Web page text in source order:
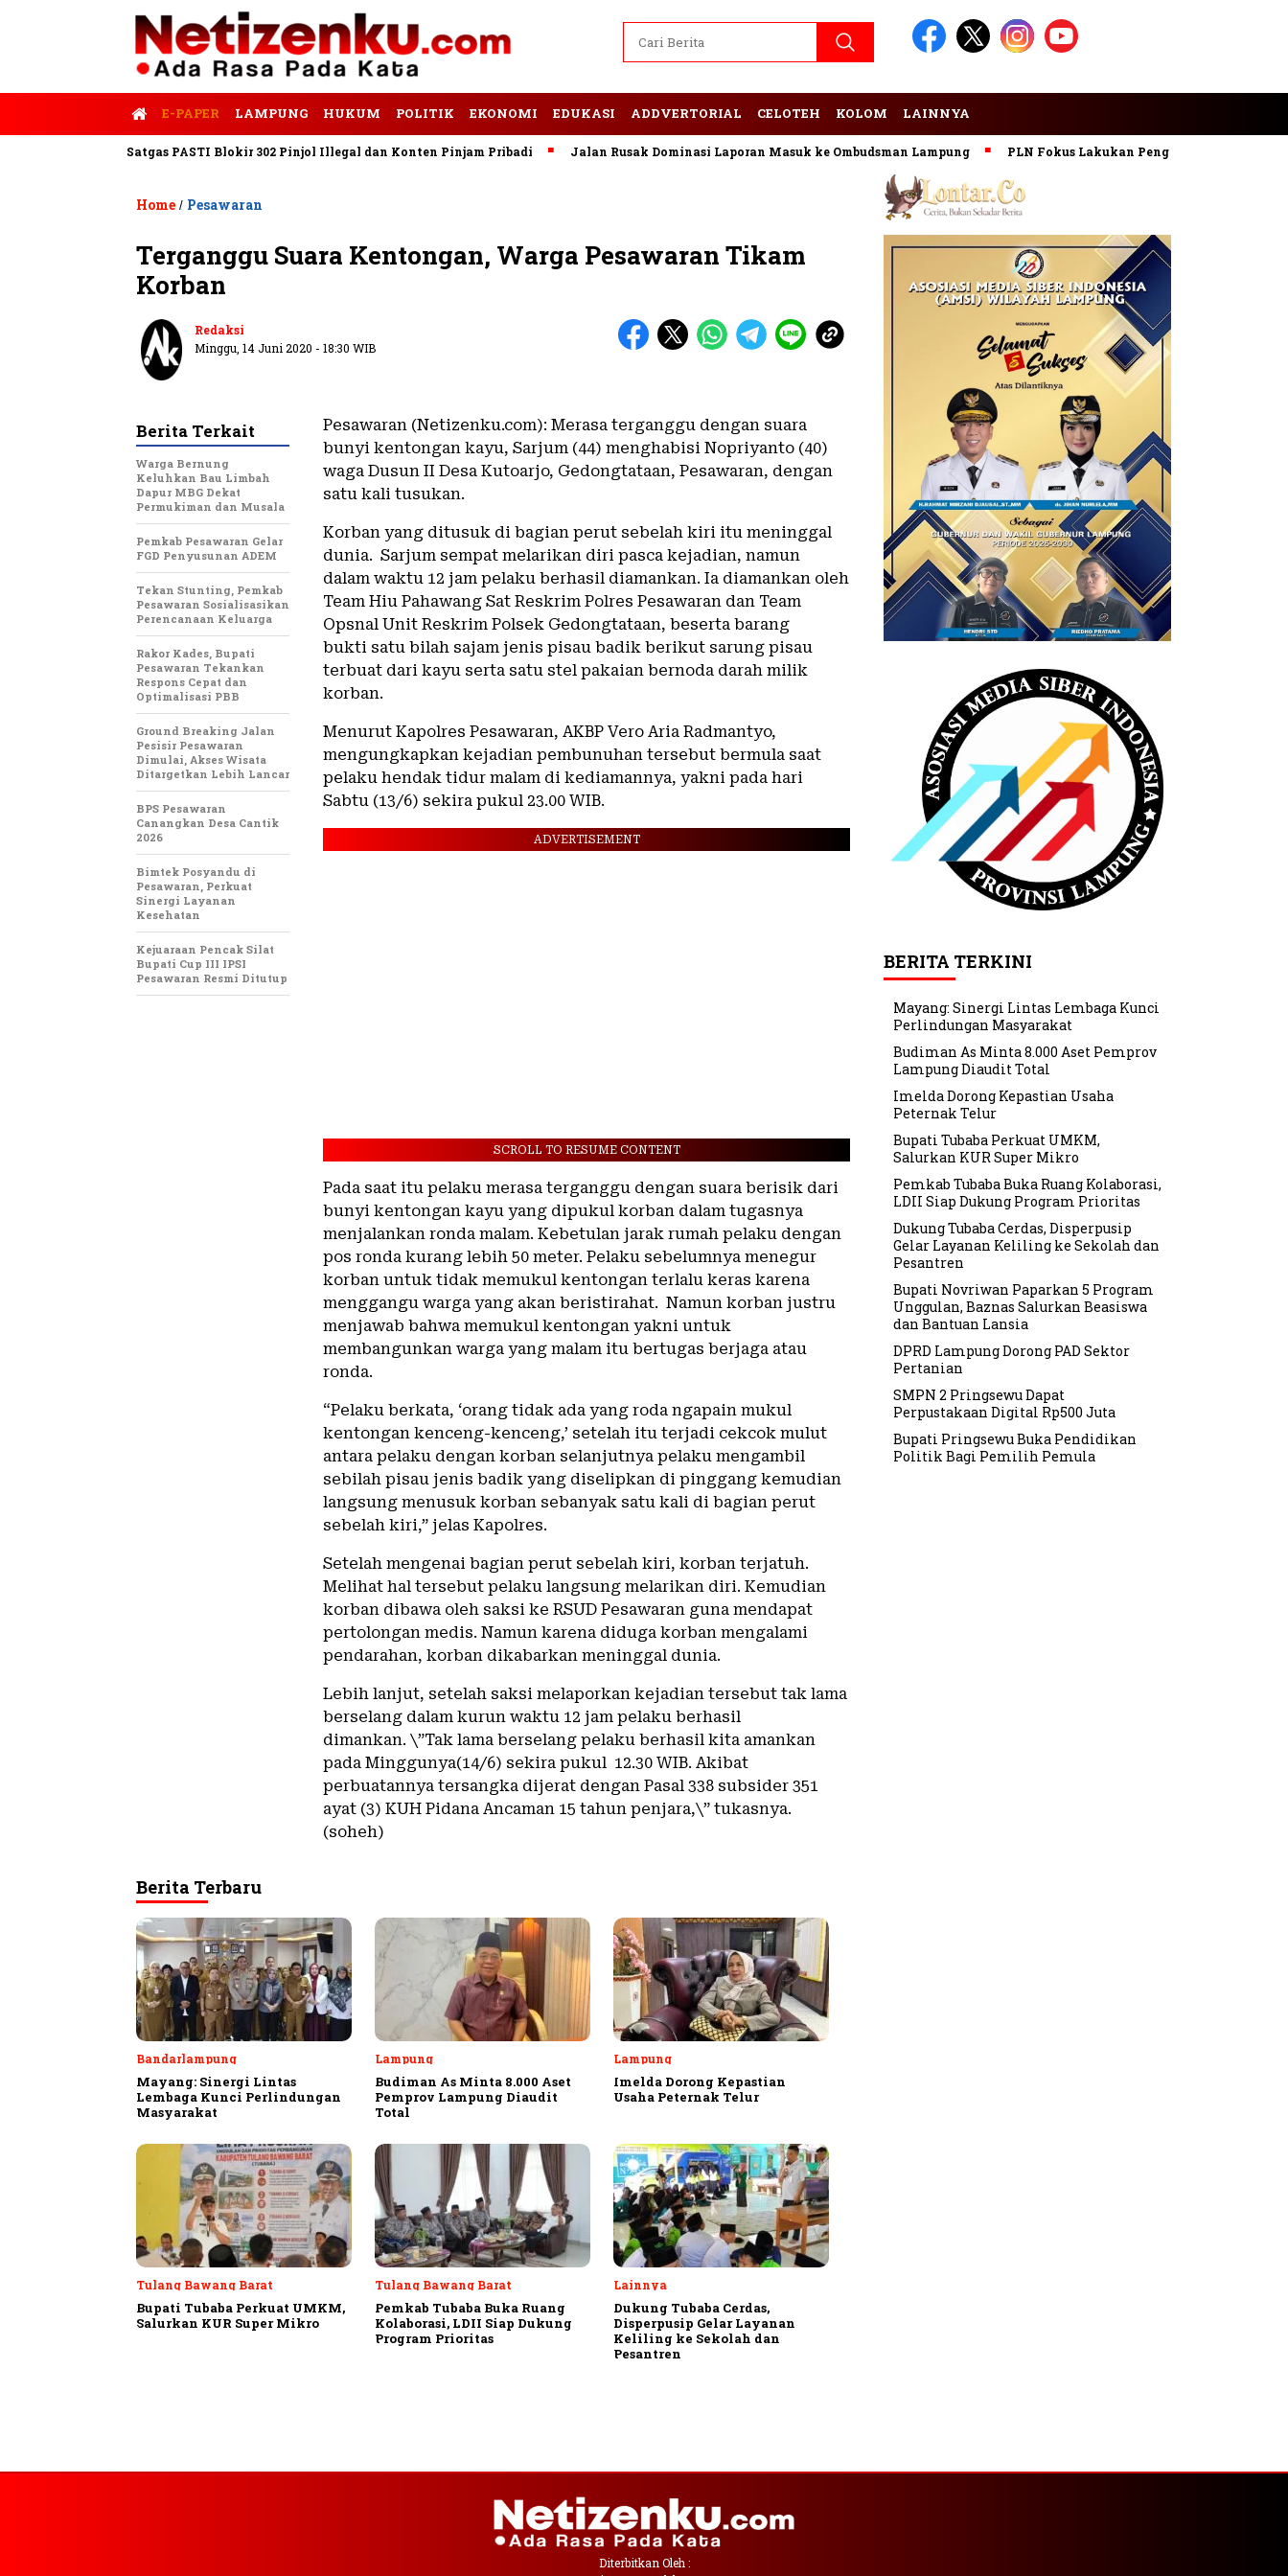
E-PAPER LAMPUNG HUKUM POLITIK EKONOMI EDUKASI ADDVERTORIAL CELOTEH KOLOM LAINNYA
Satgas PASTI Blokir 302 Pinjol Illegal dan Konten Pinjam Pribadi Jalan Rusak Dominasi Laporan Masuk ke Ombudsman Lampung PLN Fokus Lakukan Pengembangan Pembangkit
Home / Pesawaran
Terganggu Suara Kentongan, Warga Pesawaran Tikam
Korban
Redaksi
Minggu, 14 Juni 2020 - 18:30 WIB
Pesawaran (Netizenku.com): Merasa terganggu dengan suara
bunyi kentongan kayu, Sarjum (44) menghabisi Nopriyanto (40)
waga Dusun II Desa Kutoarjo, Gedongtataan, Pesawaran, dengan
satu kali tusukan.
Korban yang ditusuk di bagian perut sebelah kiri itu meninggal
dunia. Sarjum sempat melarikan diri pasca kejadian, namun
dalam waktu 12 jam pelaku berhasil diamankan. Ia diamankan oleh
Team Hiu Pahawang Sat Reskrim Polres Pesawaran dan Team
Opsnal Unit Reskrim Polsek Gedongtataan, beserta barang
bukti satu bilah sajam jenis pisau badik berikut sarung pisau
terbuat dari kayu serta satu stel pakaian bernoda darah milik
korban.
Menurut Kapolres Pesawaran, AKBP Vero Aria Radmantyo,
mengungkapkan kejadian pembunuhan tersebut bermula saat
pelaku hendak tidur malam di kediamannya, yakni pada hari
Sabtu (13/6) sekira pukul 23.00 WIB.
ADVERTISEMENT
SCROLL TO RESUME CONTENT
Pada saat itu pelaku merasa terganggu dengan suara berisik dari
bunyi kentongan kayu yang dipukul korban dalam tugasnya
menjalankan ronda malam. Kebetulan jarak rumah pelaku dengan
pos ronda kurang lebih 50 meter. Pelaku sebelumnya menegur
korban untuk tidak memukul kentongan terlalu keras karena
menggangu warga yang akan beristirahat. Namun korban justru
menjawab bahwa memukul kentongan yakni untuk
membangunkan warga yang malam itu bertugas berjaga atau
ronda.
“Pelaku berkata, ‘orang tidak ada yang roda ngapain mukul
kentongan kenceng-kenceng,’ setelah itu terjadi cekcok mulut
antara pelaku dengan korban selanjutnya pelaku mengambil
sebilah pisau jenis badik yang diselipkan di pinggang kemudian
langsung menusuk korban sebanyak satu kali di bagian perut
sebelah kiri,” jelas Kapolres.
Setelah mengenai bagian perut sebelah kiri, korban terjatuh.
Melihat hal tersebut pelaku langsung melarikan diri. Kemudian
korban dibawa oleh saksi ke RSUD Pesawaran guna mendapat
pertolongan medis. Namun karena diduga korban mengalami
pendarahan, korban dikabarkan meninggal dunia.
Lebih lanjut, setelah saksi melaporkan kejadian tersebut tak lama
berselang dalam kurun waktu 12 jam pelaku berhasil
dimankan. \”Tak lama berselang pelaku berhasil kita amankan
pada Minggunya(14/6) sekira pukul 12.30 WIB. Akibat
perbuatannya tersangka dijerat dengan Pasal 338 subsider 351
ayat (3) KUH Pidana Ancaman 15 tahun penjara,\” tukasnya.
(soheh)
Berita Terkait
Warga Bernung
Keluhkan Bau Limbah
Dapur MBG Dekat
Permukiman dan Musala
Pemkab Pesawaran Gelar
FGD Penyusunan ADEM
Tekan Stunting, Pemkab
Pesawaran Sosialisasikan
Perencanaan Keluarga
Rakor Kades, Bupati
Pesawaran Tekankan
Respons Cepat dan
Optimalisasi PBB
Ground Breaking Jalan
Pesisir Pesawaran
Dimulai, Akses Wisata
Ditargetkan Lebih Lancar
BPS Pesawaran
Canangkan Desa Cantik
2026
Bimtek Posyandu di
Pesawaran, Perkuat
Sinergi Layanan
Kesehatan
Kejuaraan Pencak Silat
Bupati Cup III IPSI
Pesawaran Resmi Ditutup
Berita Terbaru
Bandarlampung
Mayang: Sinergi Lintas
Lembaga Kunci Perlindungan
Masyarakat
Lampung
Budiman As Minta 8.000 Aset
Pemprov Lampung Diaudit
Total
Lampung
Imelda Dorong Kepastian
Usaha Peternak Telur
Tulang Bawang Barat
Bupati Tubaba Perkuat UMKM,
Salurkan KUR Super Mikro
Tulang Bawang Barat
Pemkab Tubaba Buka Ruang
Kolaborasi, LDII Siap Dukung
Program Prioritas
Lainnya
Dukung Tubaba Cerdas,
Disperpusip Gelar Layanan
Keliling ke Sekolah dan
Pesantren
BERITA TERKINI
Mayang: Sinergi Lintas Lembaga Kunci
Perlindungan Masyarakat
Budiman As Minta 8.000 Aset Pemprov
Lampung Diaudit Total
Imelda Dorong Kepastian Usaha
Peternak Telur
Bupati Tubaba Perkuat UMKM,
Salurkan KUR Super Mikro
Pemkab Tubaba Buka Ruang Kolaborasi,
LDII Siap Dukung Program Prioritas
Dukung Tubaba Cerdas, Disperpusip
Gelar Layanan Keliling ke Sekolah dan
Pesantren
Bupati Novriwan Paparkan 5 Program
Unggulan, Baznas Salurkan Beasiswa
dan Bantuan Lansia
DPRD Lampung Dorong PAD Sektor
Pertanian
SMPN 2 Pringsewu Dapat
Perpustakaan Digital Rp500 Juta
Bupati Pringsewu Buka Pendidikan
Politik Bagi Pemilih Pemula
Diterbitkan Oleh :